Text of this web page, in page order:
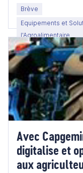
Brève
Equipements et
l'Agroalimentaire
Avec
digitalise et
aux